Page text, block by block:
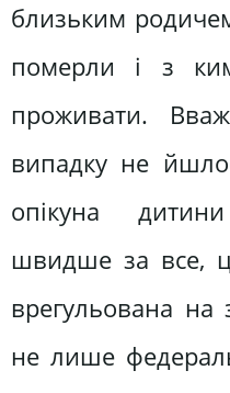
близьким
померли і з
проживати.
випадку не
опікуна
швидше за все,
врегульована на
не лише